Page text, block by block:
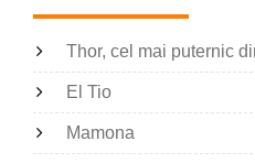
Thor, cel mai puternic
El Tio
Mamona